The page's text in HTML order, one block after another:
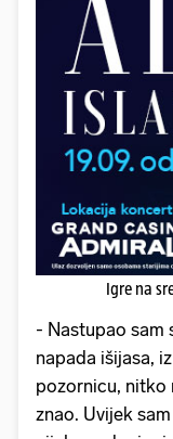
Igre na
- Nastupao sam
napada išijasa,
pozornicu, nitko
znao. Uvijek